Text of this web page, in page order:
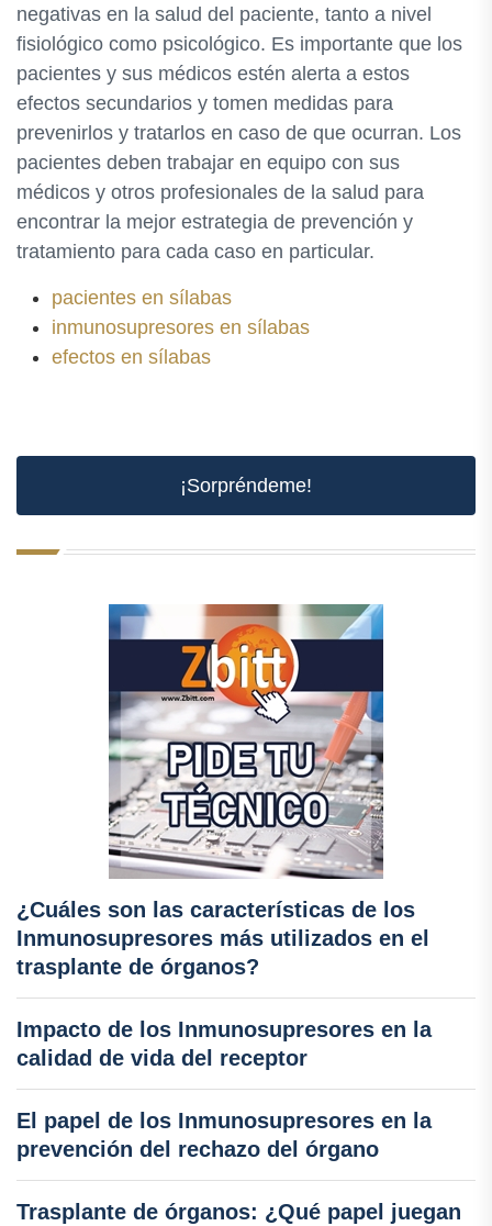
negativas en la salud del paciente, tanto a nivel
fisiológico como psicológico. Es importante que los
pacientes y sus médicos estén alerta a estos
efectos secundarios y tomen medidas para
prevenirlos y tratarlos en caso de que ocurran. Los
pacientes deben trabajar en equipo con sus
médicos y otros profesionales de la salud para
encontrar la mejor estrategia de prevención y
tratamiento para cada caso en particular.
pacientes en sílabas
inmunosupresores en sílabas
efectos en sílabas
¡Sorpréndeme!
¿Cuáles son las características de los
Inmunosupresores más utilizados en el
trasplante de órganos?
Impacto de los Inmunosupresores en la
calidad de vida del receptor
El papel de los Inmunosupresores en la
prevención del rechazo del órgano
Trasplante de órganos: ¿Qué papel juegan